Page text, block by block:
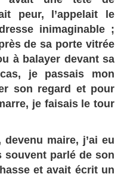
peur, l’appelait le
inimaginable ;
de sa porte vitrée
à balayer devant sa
je passais mon
son regard et pour
je faisais le tour
maire, j’ai eu
souvent parlé de son
et avait écrit un